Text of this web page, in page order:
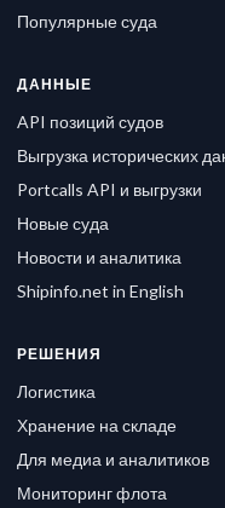
Популярные суда
ДАННЫЕ
API позиций судов
Выгрузка исторических
Portcalls API и выгрузки
Новые суда
Новости и аналитика
Shipinfo.net in English
РЕШЕНИЯ
Логистика
Хранение на складе
Для медиа и аналитиков
Мониторинг флота